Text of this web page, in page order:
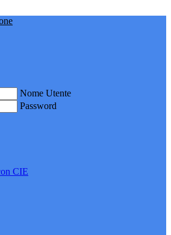
Nome Utente
Password
CIE